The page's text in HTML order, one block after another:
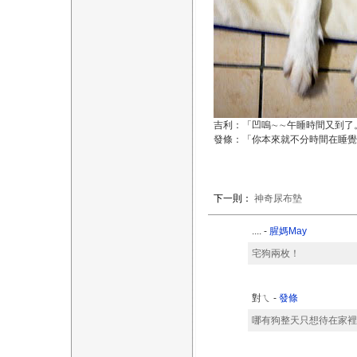
吉利：「凹嗚∼∼午睡時間又到了
發條：「你本來就不分時間在睡
下一則： 神奇尿布墊
.... - 腥媽May
宅狗兩枚！
對ㄟ - 發條
哪有狗整天只想待在家